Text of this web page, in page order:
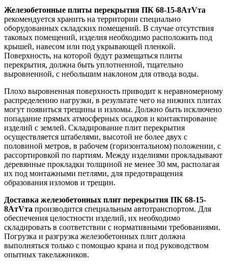
Железобетонные плиты перекрытия ПК 68-15-8AтVта
рекомендуется хранить на территории специально
оборудованных складских помещений. В случае отсутствия
таковых помещений, изделия необходимо расположить под
крышей, навесом или под укрывающей пленкой.
Поверхность, на которой будут размещаться плиты
перекрытия, должна быть уплотненной, тщательно
выровненной, с небольшим наклоном для отвода воды.
Плохо выровненная поверхность приводит к неравномерному
распределению нагрузки, в результате чего на нижних плитах
могут появиться трещины и изломы. Должно быть исключено
попадание прямых атмосферных осадков и контактирование
изделий с землей. Складирование плит перекрытия
осуществляется штабелями, высотой не более двух с
половиной метров, в рабочем (горизонтальном) положении, с
рассортировкой по партиям. Между изделиями прокладывают
деревянные прокладки толщиной не менее 30 мм, располагая
их под монтажными петлями, для предотвращения
образования изломов и трещин.
Доставка железобетонных плит перекрытия ПК 68-15-
8AтVта производится специальным автотранспортом. Для
обеспечения целостности изделий, их необходимо
складировать в соответствии с нормативными требованиями.
Погрузка и разгрузка железобетонных плит должна
выполняться только с помощью крана и под руководством
опытных такелажников.